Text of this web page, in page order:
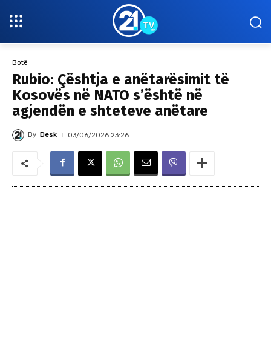
Botë
Rubio: Çështja e anëtarësimit të
Kosovës në NATO s’është në
agjendën e shteteve anëtare
By Desk 03/06/2026 23:26